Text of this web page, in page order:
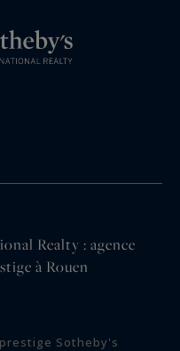
Realty : agence
à Rouen
Sotheby's